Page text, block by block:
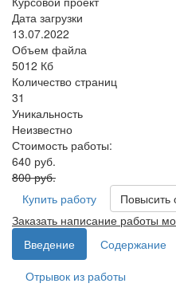
Дата загрузки
13.07.2022
Объем файла
5012 Кб
Количество страниц
31
Уникальность
Неизвестно
Стоимость работы:
640 руб.
800 руб.
Купить работу
Повысить
Заказать написание работы
Введение
Содержание
Отрывок из работы